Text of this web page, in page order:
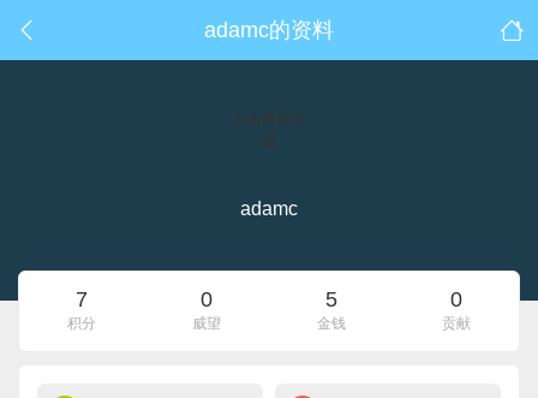
adamc的资料
点击重新加
adamc
7
积分
0
威望
5
金钱
0
贡献